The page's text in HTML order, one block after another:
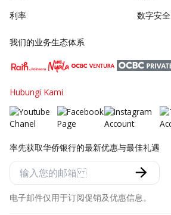
利率
数字安全
我们的业务生态体系
Hubungi Kami
率先获取华侨银行的最新优惠与最佳礼遇
电子邮件仅用于订阅促销及优惠信息。